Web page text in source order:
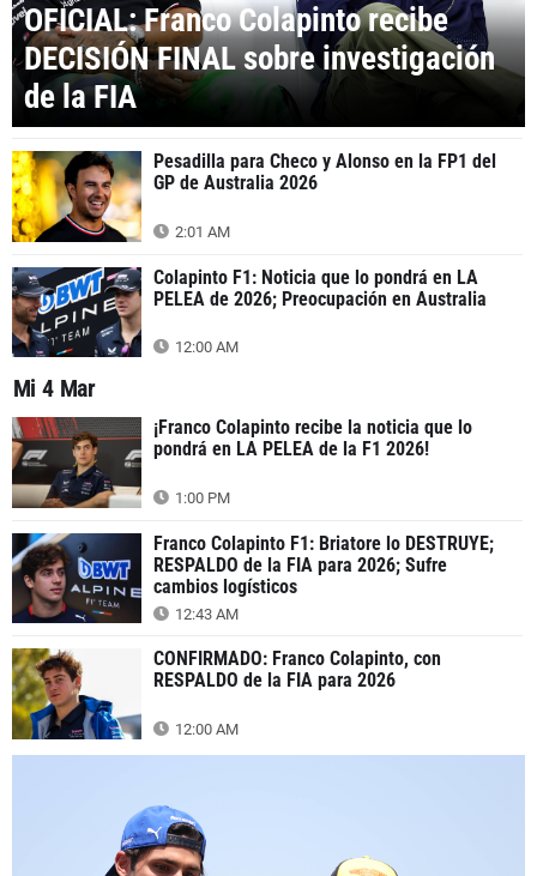
OFICIAL: Franco Colapinto recibe
DECISIÓN FINAL sobre investigación
de la FIA
Pesadilla para Checo y Alonso en la FP1 del
GP de Australia 2026
2:01 AM
Colapinto F1: Noticia que lo pondrá en LA
PELEA de 2026; Preocupación en Australia
12:00 AM
Mi 4 Mar
¡Franco Colapinto recibe la noticia que lo
pondrá en LA PELEA de la F1 2026!
1:00 PM
Franco Colapinto F1: Briatore lo DESTRUYE;
RESPALDO de la FIA para 2026; Sufre
cambios logísticos
12:43 AM
CONFIRMADO: Franco Colapinto, con
RESPALDO de la FIA para 2026
12:00 AM